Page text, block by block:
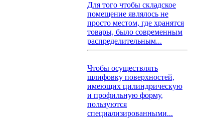
Для того чтобы складское
помещение являлось не
просто местом, где хранятся
товары, было современным
распределительным...
Чтобы осуществлять
шлифовку поверхностей,
имеющих цилиндрическую
и профильную форму,
пользуются
специализированными...